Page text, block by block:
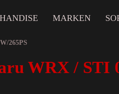
MARKEN
265PS
WRX / STI